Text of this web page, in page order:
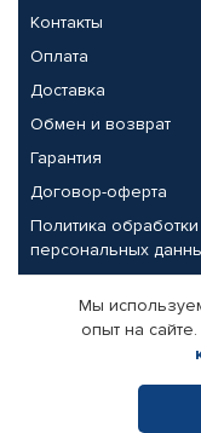
Контакты
Оплата
Доставка
Обмен и возврат
Гарантия
Договор-оферта
Политика обработки
персональных
Партнерам
Корпоративным
Поставщикам
Мы
опыт на